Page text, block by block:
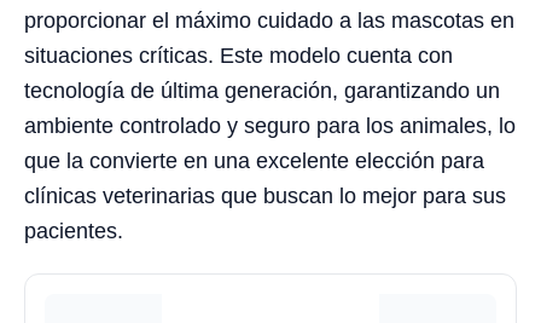
proporcionar el máximo cuidado a las mascotas en
situaciones críticas. Este modelo cuenta con
tecnología de última generación, garantizando un
ambiente controlado y seguro para los animales, lo
que la convierte en una excelente elección para
clínicas veterinarias que buscan lo mejor para sus
pacientes.